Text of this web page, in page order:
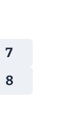
7
8